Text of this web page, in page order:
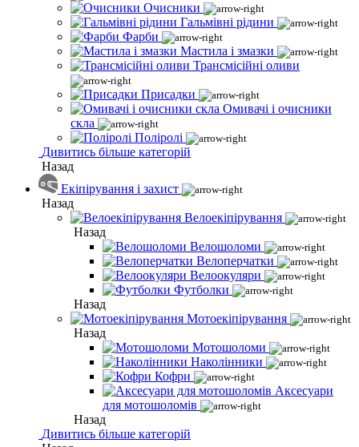
Очисники
Гальмівні рідини
Фарби
Мастила і змазки
Трансмісійні оливи
Присадки
Омивачі і очисники
скла
Поліролі
Дивитись більше категорій
Назад
Екіпірування і захист
Назад
Велоекіпірування
Назад
Велошоломи
Велоперчатки
Велоокуляри
Футболки
Назад
Мотоекіпірування
Назад
Мотошоломи
Наколінники
Кофри
Аксесуари
для мотошоломів
Назад
Дивитись більше категорій